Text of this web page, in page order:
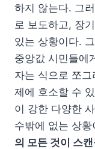
하지 않는다. 그
로 보도하고, 장
있는 상황이다.
중앙값 시민들에
자는 식으로 쪼
제에 호소할 수
이 강한 다양한
수밖에 없는 상황
의 모든 것이 스